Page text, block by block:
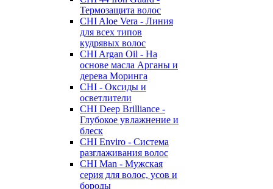
Термозащита волос
CHI Aloe Vera - Линия
для всех типов
кудрявых волос
CHI Argan Oil - На
основе масла Арганы и
дерева Моринга
CHI - Оксиды и
осветлители
CHI Deep Brilliance -
Глубокое увлажнение и
блеск
CHI Enviro - Система
разглаживания волос
CHI Man - Мужская
серия для волос, усов и
бороды